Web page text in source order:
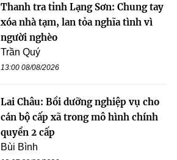
Thanh tra tỉnh Lạng Sơn: Chung tay
xóa nhà tạm, lan tỏa nghĩa tình vì
người nghèo
Trần Quý
13:00 08/08/2026
Lai Châu: Bồi dưỡng nghiệp vụ cho
cán bộ cấp xã trong mô hình chính
quyền 2 cấp
Bùi Bình